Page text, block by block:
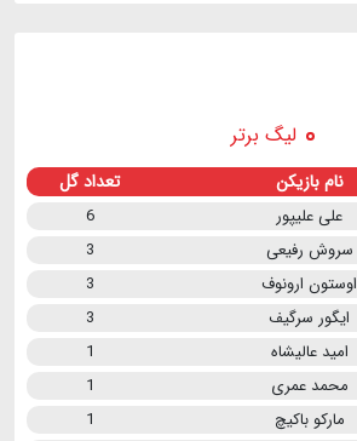
لیگ برتر
نام بازیکن تعداد گل
علی علیپور
6
سروش رفیعی
3
اوستون ارونوف
3
ایگور سرگیف
3
امید عالیشاه
1
محمد عمری
1
مارکو باکیچ
1